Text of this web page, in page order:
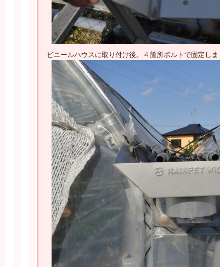
ビニールハウスに取り付け後。４箇所ボルトで固定し